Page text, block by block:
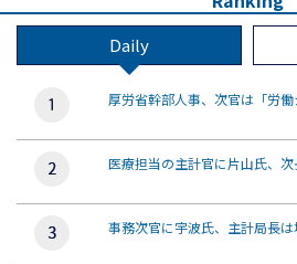
Daily
厚労省幹部人事、次官は「労働
医療担当の主計官に片山氏
事務次官に宇波氏、主計局